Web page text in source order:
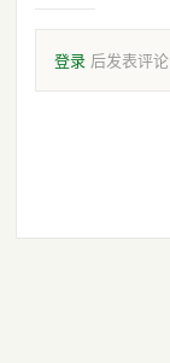
登录 后发表评论